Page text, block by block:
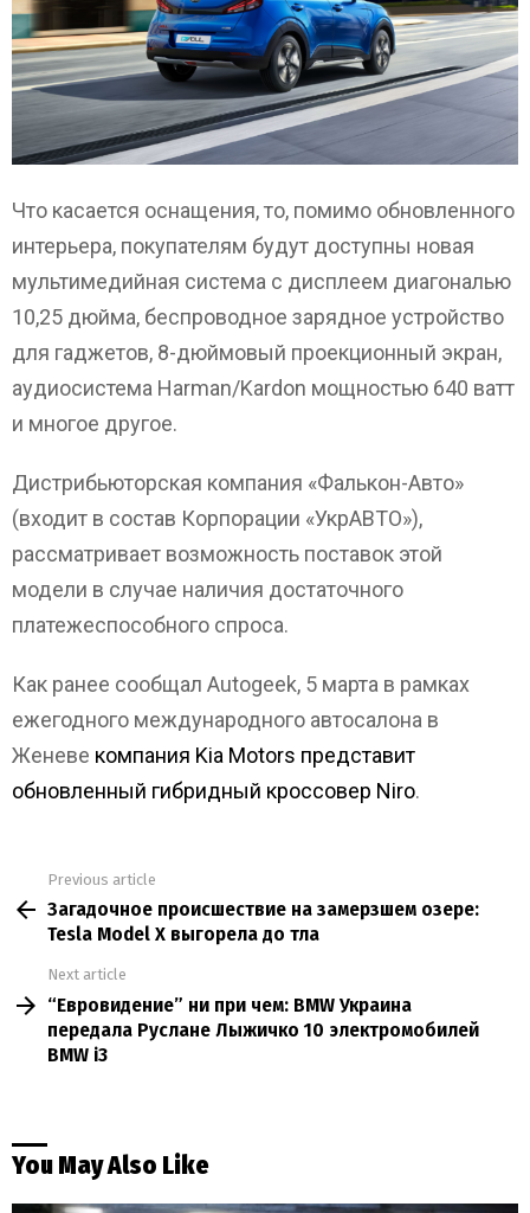
Что касается оснащения, то, помимо обновленного
интерьера, покупателям будут доступны новая
мультимедийная система с дисплеем диагональю
10,25 дюйма, беспроводное зарядное устройство
для гаджетов, 8-дюймовый проекционный экран,
аудиосистема Harman/Kardon мощностью 640 ватт
и многое другое.
Дистрибьюторская компания «Фалькон-Авто»
(входит в состав Корпорации «УкрАВТО»),
рассматривает возможность поставок этой
модели в случае наличия достаточного
платежеспособного спроса.
Как ранее сообщал Autogeek, 5 марта в рамках
ежегодного международного автосалона в
Женеве компания Kia Motors представит
обновленный гибридный кроссовер Niro.
more
Previous article
Загадочное происшествие на замерзшем озере:
Tesla Model X выгорела до тла
Next article
“Евровидение” ни при чем: BMW Украина
передала Руслане Лыжичко 10 электромобилей
BMW i3
You May Also Like